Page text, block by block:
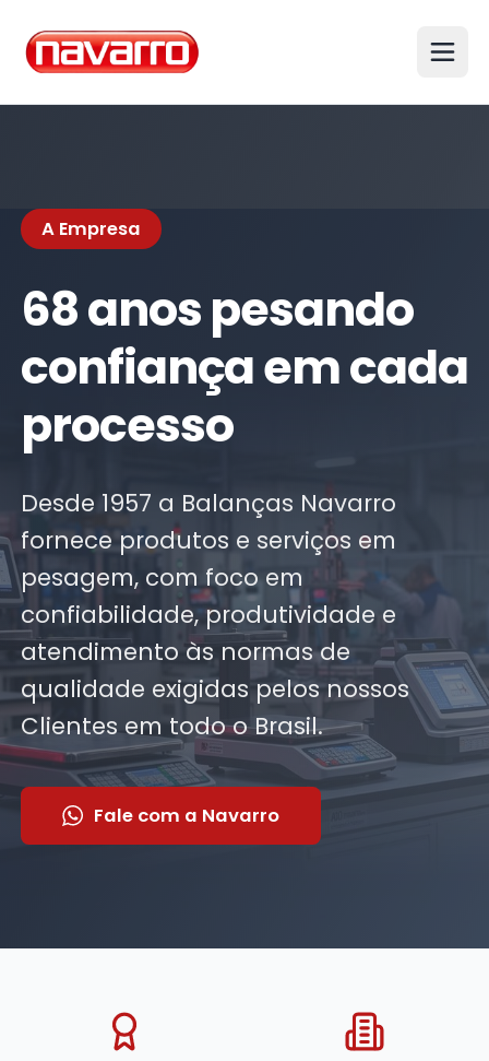
A Empresa
68 anos pesando
confiança em cada
processo
Desde 1957 a Balanças Navarro
fornece produtos e serviços em
pesagem, com foco em
confiabilidade, produtividade e
atendimento às normas de
qualidade exigidas pelos nossos
Clientes em todo o Brasil.
Fale com a Navarro